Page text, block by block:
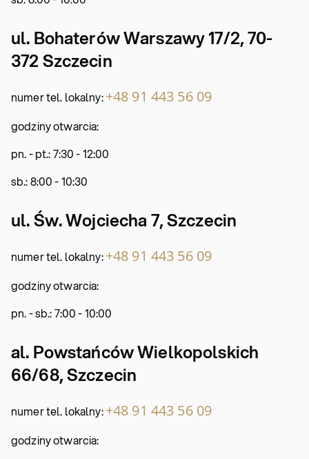
ul. Bohaterów Warszawy 17/2, 70-
372 Szczecin
numer tel. lokalny:+48 91 443 56 09
godziny otwarcia:
pn. - pt.: 7:30 - 12:00
sb.: 8:00 - 10:30
ul. Św. Wojciecha 7, Szczecin
numer tel. lokalny:+48 91 443 56 09
godziny otwarcia:
pn. - sb.: 7:00 - 10:00
al. Powstańców Wielkopolskich
66/68, Szczecin
numer tel. lokalny:+48 91 443 56 09
godziny otwarcia: